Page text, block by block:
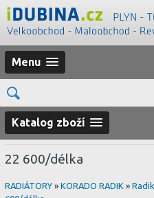
Menu
Katalog zboží
22 600/délka
RADIÁTORY » KORADO RADIK »